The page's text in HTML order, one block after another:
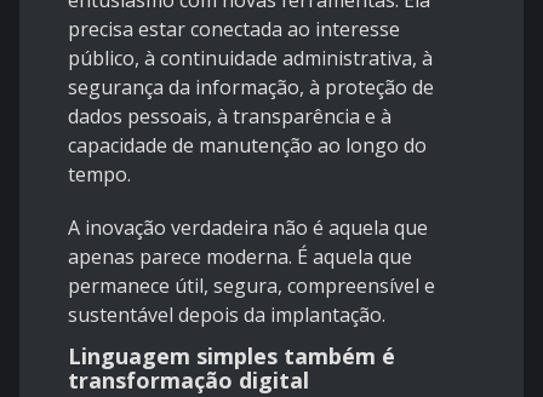
precisa estar conectada ao interesse
público, à continuidade administrativa, à
segurança da informação, à proteção de
dados pessoais, à transparência e à
capacidade de manutenção ao longo do
tempo.
A inovação verdadeira não é aquela que
apenas parece moderna. É aquela que
permanece útil, segura, compreensível e
sustentável depois da implantação.
Linguagem simples também é
transformação digital